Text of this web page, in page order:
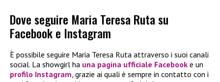
Dove seguire Maria Teresa Ruta su
Facebook e Instagram
È possibile seguire Maria Teresa Ruta attraverso i suoi canali
social. La showgirl ha una pagina ufficiale Facebook e un
profilo Instagram, grazie ai quali è sempre in contatto con i